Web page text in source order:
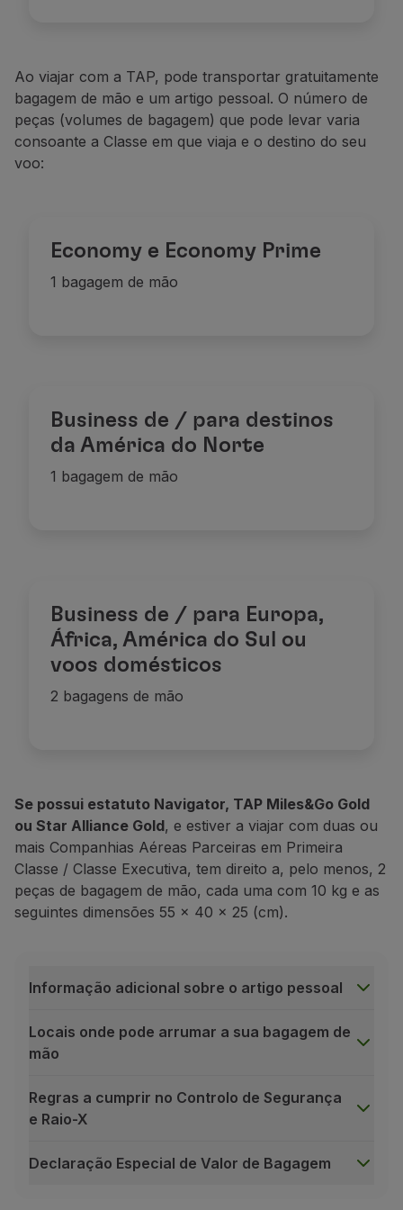
Ao viajar com a TAP, pode transportar gratuitamente
bagagem de mão e um artigo pessoal. O número de
peças (volumes de bagagem) que pode levar varia
consoante a Classe em que viaja e o destino do seu
voo:
Economy e Economy Prime
1 bagagem de mão
Business de / para destinos
da América do Norte
1 bagagem de mão
Business de / para Europa,
África, América do Sul ou
voos domésticos
2 bagagens de mão
Se possui estatuto Navigator, TAP Miles&Go Gold
ou Star Alliance Gold, e estiver a viajar com duas ou
mais Companhias Aéreas Parceiras em Primeira
Classe / Classe Executiva, tem direito a, pelo menos, 2
peças de bagagem de mão, cada uma com 10 kg e as
seguintes dimensões 55 x 40 x 25 (cm).
Informação adicional sobre o artigo pessoal
Locais onde pode arrumar a sua bagagem de
mão
Regras a cumprir no Controlo de Segurança
e Raio-X
Declaração Especial de Valor de Bagagem